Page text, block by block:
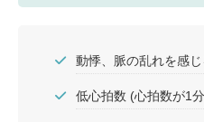
動悸、脈の乱れを感じ
低心拍数 (心拍数が1